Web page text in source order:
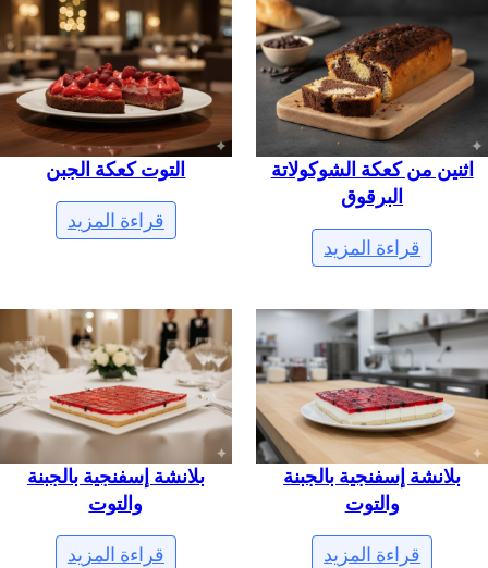
اثنين من كعكة الشوكولاتة
البرقوق
قراءة المزيد
التوت كعكة الجبن
قراءة المزيد
بلانشة إسفنجية بالجبنة
والتوت
قراءة المزيد
بلانشة إسفنجية بالجبنة
والتوت
قراءة المزيد